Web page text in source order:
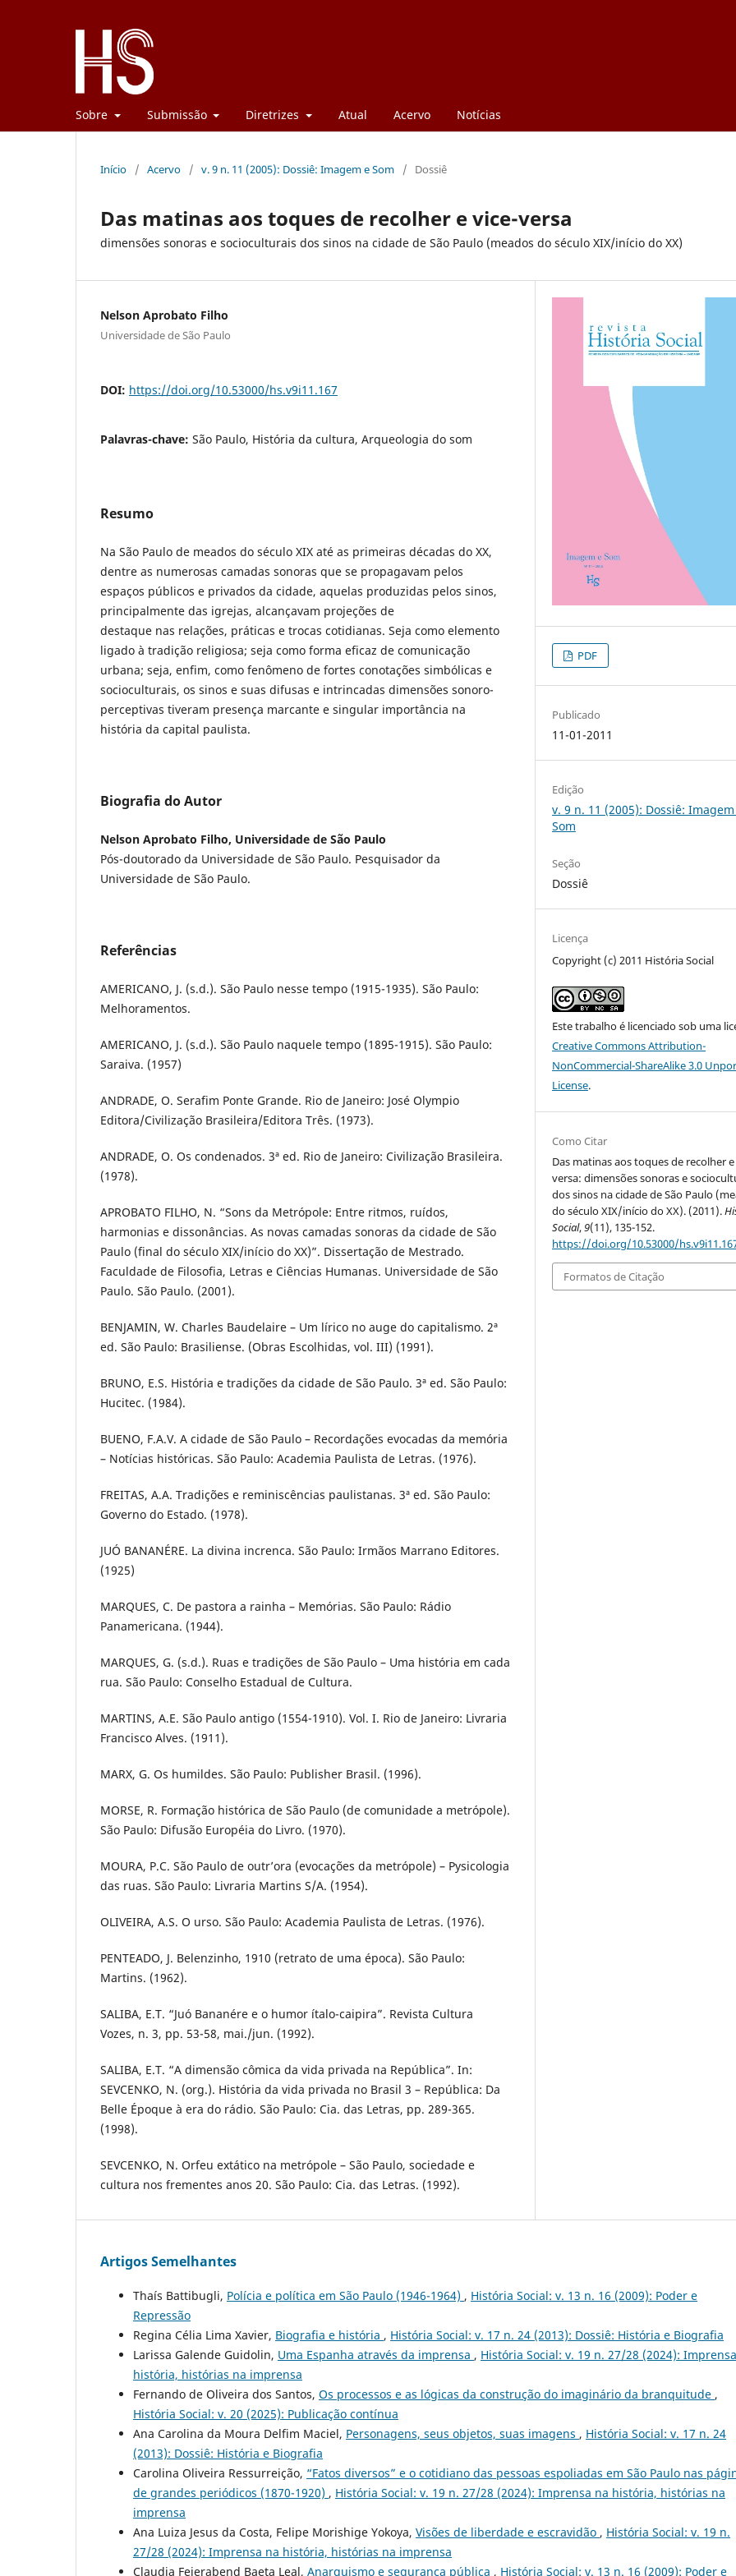
Sobre Submissão Diretrizes Atual Acervo Notícias
Início / Acervo / v. 9 n. 11 (2005): Dossiê: Imagem e Som / Dossiê
Das matinas aos toques de recolher e vice-versa
dimensões sonoras e socioculturais dos sinos na cidade de São Paulo (meados do século XIX/início do XX)
Nelson Aprobato Filho
Universidade de São Paulo
DOI: https://doi.org/10.53000/hs.v9i11.167
Palavras-chave: São Paulo, História da cultura, Arqueologia do som
Resumo
Na São Paulo de meados do século XIX até as primeiras décadas do XX,
dentre as numerosas camadas sonoras que se propagavam pelos
espaços públicos e privados da cidade, aquelas produzidas pelos sinos,
principalmente das igrejas, alcançavam projeções de
destaque nas relações, práticas e trocas cotidianas. Seja como elemento
ligado à tradição religiosa; seja como forma eficaz de comunicação
urbana; seja, enfim, como fenômeno de fortes conotações simbólicas e
socioculturais, os sinos e suas difusas e intrincadas dimensões sonoro-
perceptivas tiveram presença marcante e singular importância na
história da capital paulista.
Biografia do Autor
Nelson Aprobato Filho, Universidade de São Paulo
Pós-doutorado da Universidade de São Paulo. Pesquisador da
Universidade de São Paulo.
Referências
AMERICANO, J. (s.d.). São Paulo nesse tempo (1915-1935). São Paulo:
Melhoramentos.
AMERICANO, J. (s.d.). São Paulo naquele tempo (1895-1915). São Paulo:
Saraiva. (1957)
ANDRADE, O. Serafim Ponte Grande. Rio de Janeiro: José Olympio
Editora/Civilização Brasileira/Editora Três. (1973).
ANDRADE, O. Os condenados. 3ª ed. Rio de Janeiro: Civilização Brasileira.
(1978).
APROBATO FILHO, N. “Sons da Metrópole: Entre ritmos, ruídos,
harmonias e dissonâncias. As novas camadas sonoras da cidade de São
Paulo (final do século XIX/início do XX)”. Dissertação de Mestrado.
Faculdade de Filosofia, Letras e Ciências Humanas. Universidade de São
Paulo. São Paulo. (2001).
BENJAMIN, W. Charles Baudelaire – Um lírico no auge do capitalismo. 2ª
ed. São Paulo: Brasiliense. (Obras Escolhidas, vol. III) (1991).
BRUNO, E.S. História e tradições da cidade de São Paulo. 3ª ed. São Paulo:
Hucitec. (1984).
BUENO, F.A.V. A cidade de São Paulo – Recordações evocadas da memória
– Notícias históricas. São Paulo: Academia Paulista de Letras. (1976).
FREITAS, A.A. Tradições e reminiscências paulistanas. 3ª ed. São Paulo:
Governo do Estado. (1978).
JUÓ BANANÉRE. La divina increnca. São Paulo: Irmãos Marrano Editores.
(1925)
MARQUES, C. De pastora a rainha – Memórias. São Paulo: Rádio
Panamericana. (1944).
MARQUES, G. (s.d.). Ruas e tradições de São Paulo – Uma história em cada
rua. São Paulo: Conselho Estadual de Cultura.
MARTINS, A.E. São Paulo antigo (1554-1910). Vol. I. Rio de Janeiro: Livraria
Francisco Alves. (1911).
MARX, G. Os humildes. São Paulo: Publisher Brasil. (1996).
MORSE, R. Formação histórica de São Paulo (de comunidade a metrópole).
São Paulo: Difusão Européia do Livro. (1970).
MOURA, P.C. São Paulo de outr’ora (evocações da metrópole) – Pysicologia
das ruas. São Paulo: Livraria Martins S/A. (1954).
OLIVEIRA, A.S. O urso. São Paulo: Academia Paulista de Letras. (1976).
PENTEADO, J. Belenzinho, 1910 (retrato de uma época). São Paulo:
Martins. (1962).
SALIBA, E.T. “Juó Bananére e o humor ítalo-caipira”. Revista Cultura
Vozes, n. 3, pp. 53-58, mai./jun. (1992).
SALIBA, E.T. “A dimensão cômica da vida privada na República”. In:
SEVCENKO, N. (org.). História da vida privada no Brasil 3 – República: Da
Belle Époque à era do rádio. São Paulo: Cia. das Letras, pp. 289-365.
(1998).
SEVCENKO, N. Orfeu extático na metrópole – São Paulo, sociedade e
cultura nos frementes anos 20. São Paulo: Cia. das Letras. (1992).
PDF
Publicado
11-01-2011
Edição
v. 9 n. 11 (2005): Dossiê:
Som
Seção
Dossiê
Licença
Copyright (c) 2011 História Social
Este trabalho é licenciado sob uma
Creative Commons Attribution-
NonCommercial-ShareAlike 3.0
License.
Como Citar
Das matinas aos toques de recolher
versa: dimensões sonoras e
dos sinos na cidade de São Paulo
do século XIX/início do XX). (2011).
Social,9(11), 135-152.
https://doi.org/10.53000/
Formatos de Citação
Artigos Semelhantes
Thaís Battibugli, Polícia e política em São Paulo (1946-1964) , História Social: v. 13 n. 16 (2009): Poder e
Repressão
Regina Célia Lima Xavier, Biografia e história , História Social: v. 17 n. 24 (2013): Dossiê: História e Biografia
Larissa Galende Guidolin, Uma Espanha através da imprensa , História Social: v. 19 n. 27/28 (2024):
história, histórias na imprensa
Fernando de Oliveira dos Santos, Os processos e as lógicas da construção do imaginário da branquitude ,
História Social: v. 20 (2025): Publicação contínua
Ana Carolina da Moura Delfim Maciel, Personagens, seus objetos, suas imagens , História Social: v. 17 n. 24
(2013): Dossiê: História e Biografia
Carolina Oliveira Ressurreição, “Fatos diversos” e o cotidiano das pessoas espoliadas em São Paulo nas
de grandes periódicos (1870-1920) , História Social: v. 19 n. 27/28 (2024): Imprensa na história, histórias na
imprensa
Ana Luiza Jesus da Costa, Felipe Morishige Yokoya, Visões de liberdade e escravidão , História Social: v. 19 n.
27/28 (2024): Imprensa na história, histórias na imprensa
Claudia Feierabend Baeta Leal, Anarquismo e segurança pública , História Social: v. 13 n. 16 (2009): Poder e